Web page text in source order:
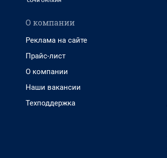
О компании
Реклама на сайте
Прайс-лист
О компании
Наши вакансии
Техподдержка